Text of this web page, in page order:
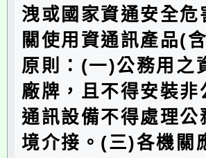
洩或國家資通安全
關使用資通訊產品(
原則：(一)公務用之
廠牌，且不得安裝
通訊設備不得處理
境介接。(三)各機關